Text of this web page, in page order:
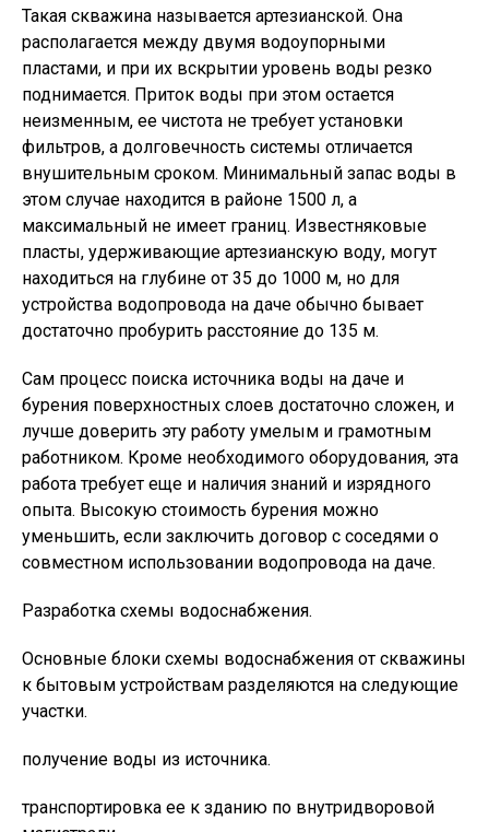
Такая скважина называется артезианской. Она
располагается между двумя водоупорными
пластами, и при их вскрытии уровень воды резко
поднимается. Приток воды при этом остается
неизменным, ее чистота не требует установки
фильтров, а долговечность системы отличается
внушительным сроком. Минимальный запас воды в
этом случае находится в районе 1500 л, а
максимальный не имеет границ. Известняковые
пласты, удерживающие артезианскую воду, могут
находиться на глубине от 35 до 1000 м, но для
устройства водопровода на даче обычно бывает
достаточно пробурить расстояние до 135 м.
Сам процесс поиска источника воды на даче и
бурения поверхностных слоев достаточно сложен, и
лучше доверить эту работу умелым и грамотным
работником. Кроме необходимого оборудования, эта
работа требует еще и наличия знаний и изрядного
опыта. Высокую стоимость бурения можно
уменьшить, если заключить договор с соседями о
совместном использовании водопровода на даче.
Разработка схемы водоснабжения.
Основные блоки схемы водоснабжения от скважины
к бытовым устройствам разделяются на следующие
участки.
получение воды из источника.
транспортировка ее к зданию по внутридворовой